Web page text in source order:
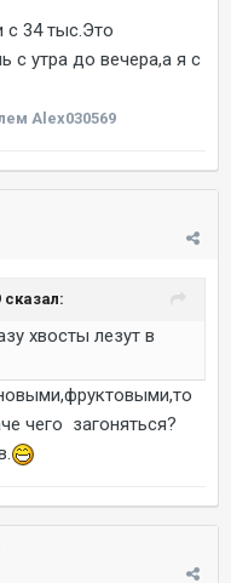
с 34 тыс.Это
с утра до вечера,а я с
Alex030569
сказал:
хвосты лезут в
чего загоняться?